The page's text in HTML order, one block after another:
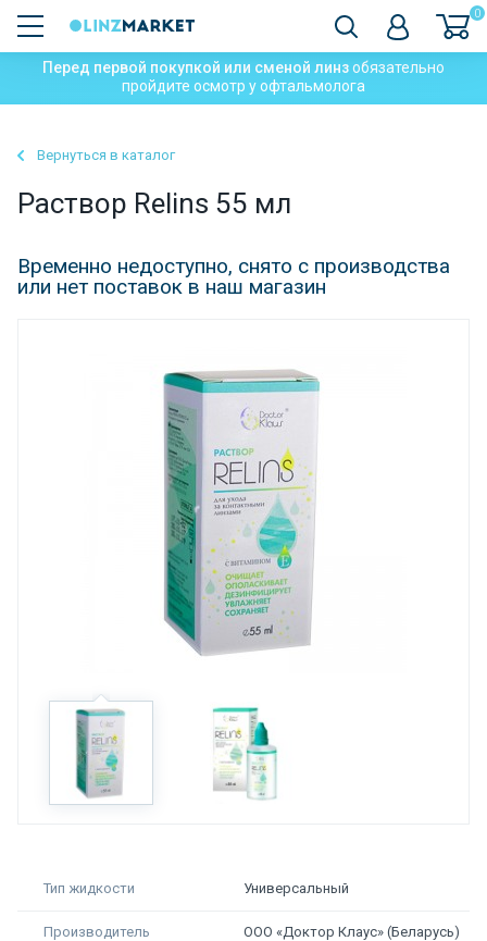
0
Перед первой покупкой или сменой линзобязательно
пройдите осмотр у офтальмолога
Вернуться в каталог
Раствор Relins 55 мл
Временно недоступно, снято с производства
или нет поставок в наш магазин
Тип жидкости Универсальный
Производитель ООО «Доктор Клаус» (Беларусь)